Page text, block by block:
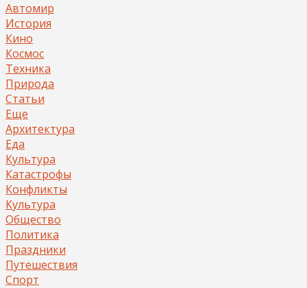
Автомир
История
Кино
Космос
Техника
Природа
Статьи
Еще
Архитектура
Еда
Культура
Катастрофы
Конфликты
Культура
Общество
Политика
Праздники
Путешествия
Спорт